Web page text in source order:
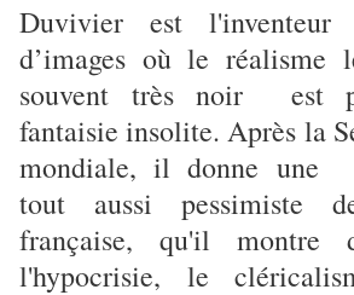
Duvivier est l'inventeur
d’images où le
souvent très noir est
fantaisie insolite. Après la
mondiale, il donne une
tout aussi pessimiste
française, qu'il montre
l'hypocrisie, le